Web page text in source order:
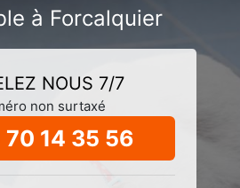
à Forcalquier
NOUS 7/7
non surtaxé
14 35 56